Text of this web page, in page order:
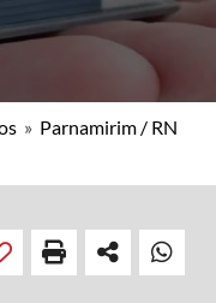
» Parnamirim / RN